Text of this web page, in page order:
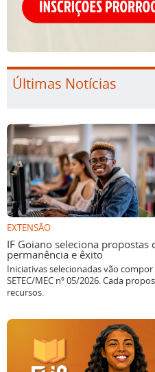
Últimas Notícias
EXTENSÃO
IF Goiano seleciona propostas
permanência e êxito
Iniciativas selecionadas vão
SETEC/MEC nº 05/2026. Cada
recursos.